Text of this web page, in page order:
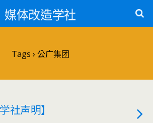
媒体改造学社
Tags › 公广集团
社声明】